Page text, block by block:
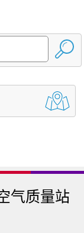
气质量站